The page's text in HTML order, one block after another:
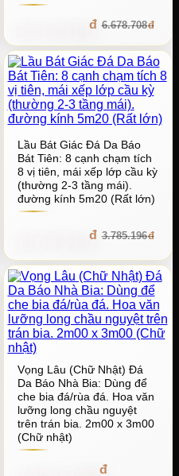
6.678.708
Lầu Bát Giác Đá Da Báo
Bát Tiên: 8 cạnh chạm tích
8 vị tiên, mái xếp lớp cầu kỳ
(thường 2-3 tầng mái).
đường kính 5m20 (Rất lớn)
3.785.196
Vọng Lâu (Chữ Nhật) Đá
Da Báo Nhà Bia: Dùng để
che bia đá/rùa đá. Hoa văn
lưỡng long chầu nguyệt
trên trán bia. 2m00 x 3m00
(Chữ nhật)